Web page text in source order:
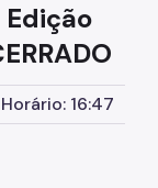
Edição
16:47